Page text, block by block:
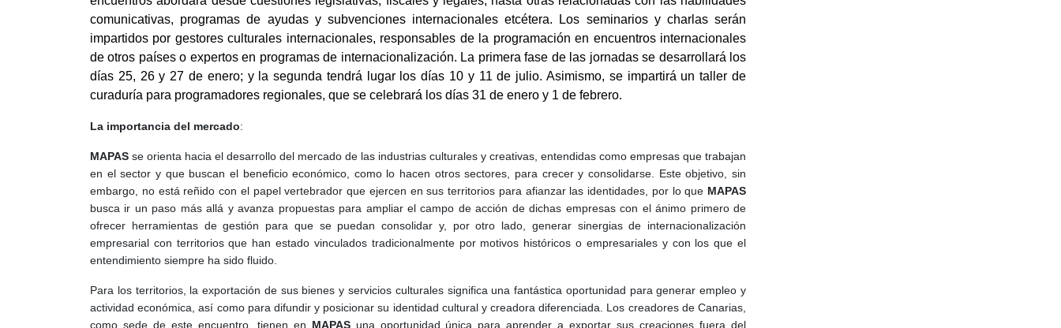
comunicativas, programas de ayudas y subvenciones internacionales etcétera. Los seminarios y charlas serán
impartidos por gestores culturales internacionales, responsables de la programación en encuentros internacionales
de otros países o expertos en programas de internacionalización. La primera fase de las jornadas se desarrollará los
días 25, 26 y 27 de enero; y la segunda tendrá lugar los días 10 y 11 de julio. Asimismo, se impartirá un taller de
curaduría para programadores regionales, que se celebrará los días 31 de enero y 1 de febrero.
La importancia del mercado:
MAPAS se orienta hacia el desarrollo del mercado de las industrias culturales y creativas, entendidas como empresas que trabajan
en el sector y que buscan el beneficio económico, como lo hacen otros sectores, para crecer y consolidarse. Este objetivo, sin
embargo, no está reñido con el papel vertebrador que ejercen en sus territorios para afianzar las identidades, por lo que MAPAS
busca ir un paso más allá y avanza propuestas para ampliar el campo de acción de dichas empresas con el ánimo primero de
ofrecer herramientas de gestión para que se puedan consolidar y, por otro lado, generar sinergias de internacionalización
empresarial con territorios que han estado vinculados tradicionalmente por motivos históricos o empresariales y con los que el
entendimiento siempre ha sido fluido.
Para los territorios, la exportación de sus bienes y servicios culturales significa una fantástica oportunidad para generar empleo y
actividad económica, así como para difundir y posicionar su identidad cultural y creadora diferenciada. Los creadores de Canarias,
como sede de este encuentro, tienen en MAPASuna oportunidad única para aprender a exportar sus creaciones fuera del